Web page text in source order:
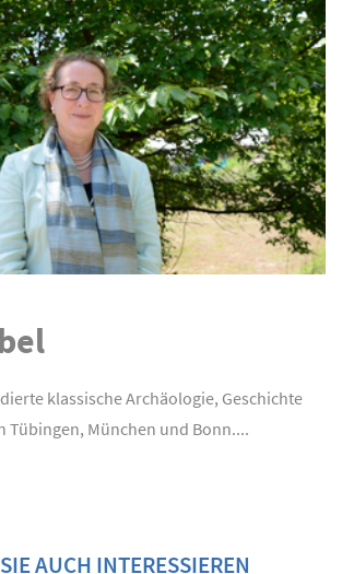
klassische Archäologie, Geschichte
Tübingen, München und Bonn....
AUCH INTERESSIEREN